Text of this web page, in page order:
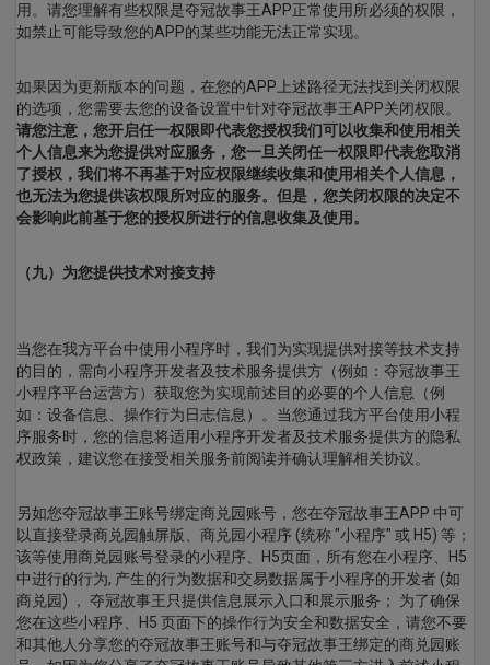
用。请您理解有些权限是夺冠故事王APP正常使用所必须的权限，
如禁止可能导致您的APP的某些功能无法正常实现。
如果因为更新版本的问题，在您的APP上述路径无法找到关闭权限
的选项，您需要去您的设备设置中针对夺冠故事王APP关闭权限。
请您注意，您开启任一权限即代表您授权我们可以收集和使用相关
个人信息来为您提供对应服务，您一旦关闭任一权限即代表您取消
了授权，我们将不再基于对应权限继续收集和使用相关个人信息，
也无法为您提供该权限所对应的服务。但是，您关闭权限的决定不
会影响此前基于您的授权所进行的信息收集及使用。
（九）为您提供技术对接支持
当您在我方平台中使用小程序时，我们为实现提供对接等技术支持
的目的，需向小程序开发者及技术服务提供方（例如：夺冠故事王
小程序平台运营方）获取您为实现前述目的必要的个人信息（例
如：设备信息、操作行为日志信息）。当您通过我方平台使用小程
序服务时，您的信息将适用小程序开发者及技术服务提供方的隐私
权政策，建议您在接受相关服务前阅读并确认理解相关协议。
另如您夺冠故事王账号绑定商兑园账号，您在夺冠故事王APP 中可
以直接登录商兑园触屏版、商兑园小程序 (统称 "小程序" 或 H5) 等；
该等使用商兑园账号登录的小程序、H5页面，所有您在小程序、H5
中进行的行为, 产生的行为数据和交易数据属于小程序的开发者 (如
商兑园) ， 夺冠故事王只提供信息展示入口和展示服务； 为了确保
您在这些小程序、H5 页面下的操作行为安全和数据安全，请您不要
和其他人分享您的夺冠故事王账号和与夺冠故事王绑定的商兑园账